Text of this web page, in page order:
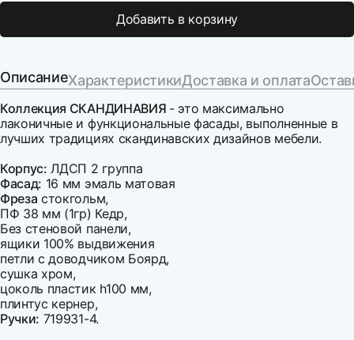
Добавить в корзину
ОписаниеХарактеристикиДоставка и оплата
Коллекция СКАНДИНАВИЯ - это максимально
лаконичные и функциональные фасады, выполненные в
лучших традициях скандинавских дизайнов мебели.
Корпус: ЛДСП 2 группа
Фасад: 16 мм эмаль матовая
Фреза стокгольм,
ПФ 38 мм (1гр) Кедр,
Без стеновой панели,
ящики 100% выдвижения
петли с доводчиком Боярд,
сушка хром,
цоколь пластик h100 мм,
плинтус кернер,
Ручки: 719931-4.